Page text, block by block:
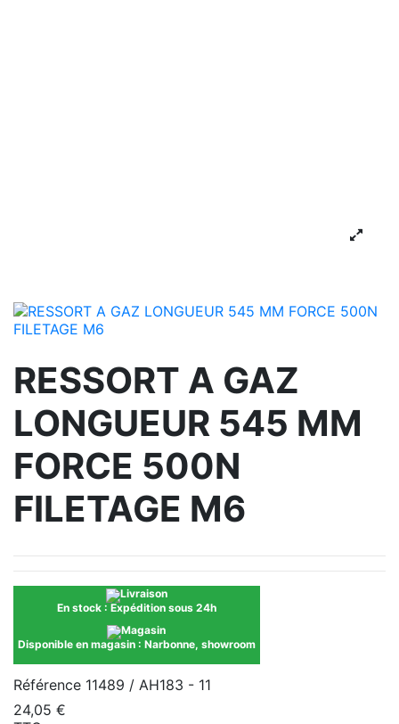
RESSORT A GAZ
LONGUEUR 545 MM
FORCE 500N
FILETAGE M6
En stock : Expédition sous 24h
Disponible en magasin : Narbonne, showroom
Référence 11489 / AH183 - 11
24,05 €